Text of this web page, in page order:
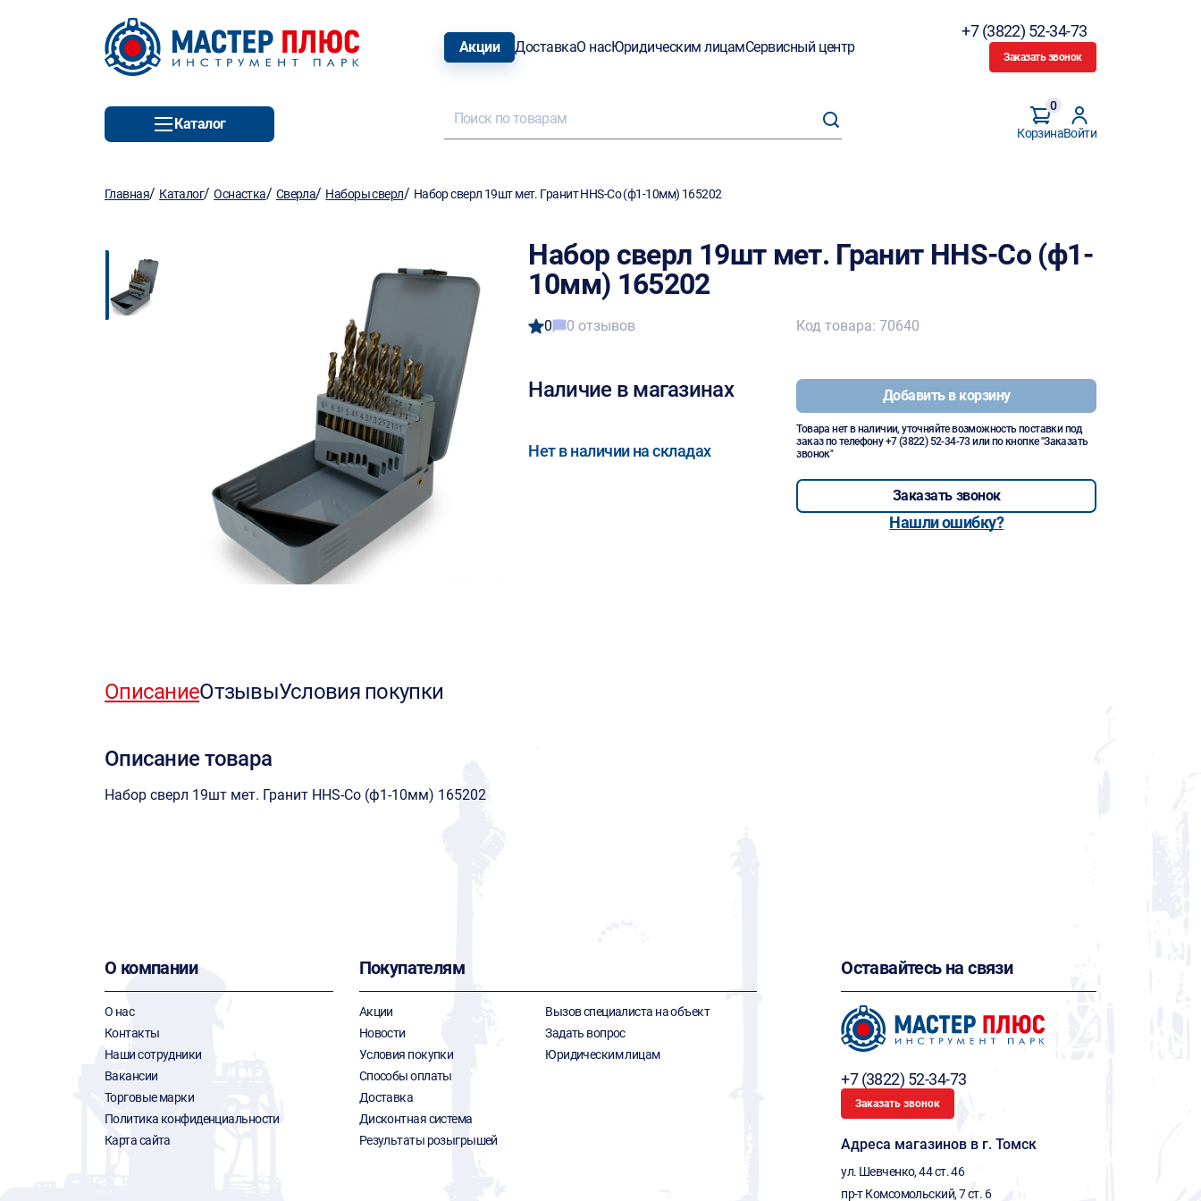
Акции ДоставкаО насЮридическим лицамСервисный центр
+7 (3822) 52-34-73
Заказать звонок
Каталог
Корзина
0
Войти
Главная/ Каталог/Оснастка/ Сверла/ Наборы сверл/ Набор сверл 19шт мет. Гранит HHS-Co (ф1-10мм) 165202
Набор сверл 19шт мет. Гранит HHS-Co (ф1-
10мм) 165202
0 0 отзывов
Наличие в магазинах
Нет в наличии на складах
Код товара: 70640
Добавить в корзину
Товара нет в наличии, уточняйте возможность поставки под
заказ по телефону+7 (3822) 52-34-73 или по кнопке "Заказать
звонок"
Заказать звонок
Нашли ошибку?
ОписаниеОтзывыУсловия покупки
Описание товара
Набор сверл 19шт мет. Гранит HHS-Co (ф1-10мм) 165202
О компании
О нас
Контакты
Наши сотрудники
Вакансии
Торговые марки
Политика конфиденциальности
Карта сайта
Покупателям
Акции
Новости
Условия покупки
Способы оплаты
Доставка
Дисконтная система
Результаты розыгрышей
Вызов специалиста на объект
Задать вопрос
Юридическим лицам
Оставайтесь на связи
+7 (3822) 52-34-73
Заказать звонок
Адреса магазинов в г. Томск
ул. Шевченко, 44 ст. 46
пр-т Комсомольский, 7 ст. 6